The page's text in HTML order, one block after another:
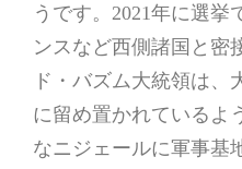
うです。2021年に選挙
ンスなど西側諸国と密
ド・バズム大統領は、
に留め置かれているよ
なニジェールに軍事基